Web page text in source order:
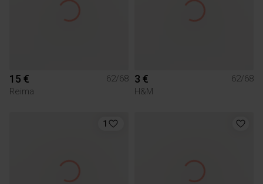
15 €
62/68
Reima
3 €
62/68
H&M
1